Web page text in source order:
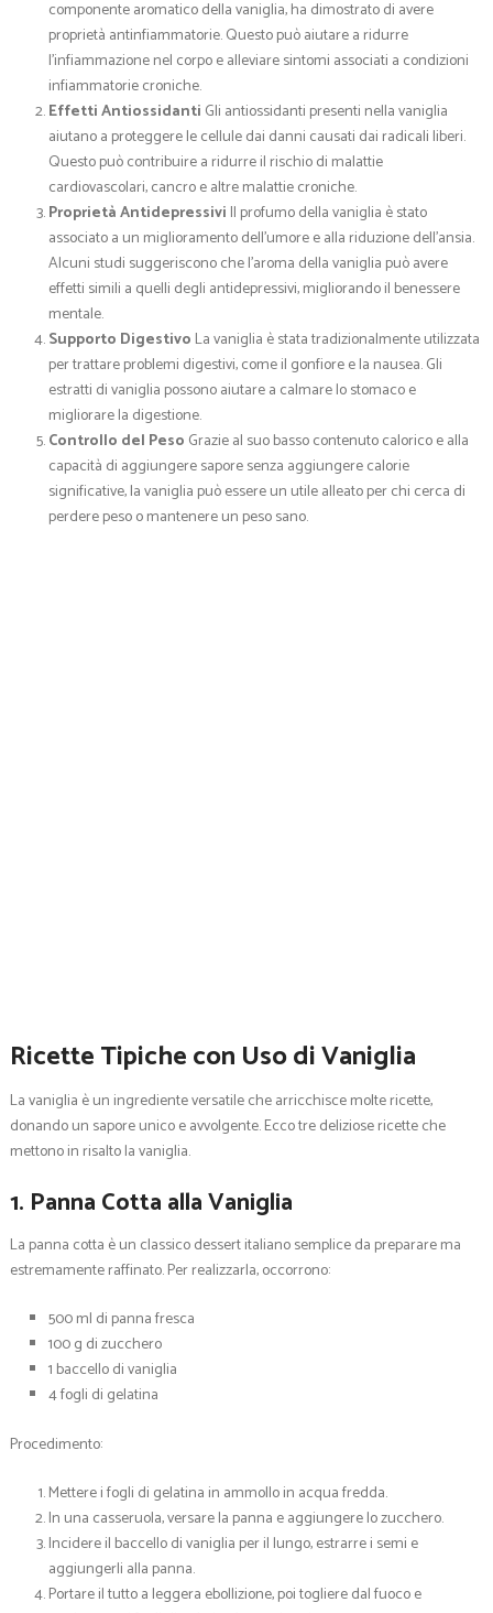
componente aromatico della vaniglia, ha dimostrato di avere
proprietà antinfiammatorie. Questo può aiutare a ridurre
l’infiammazione nel corpo e alleviare sintomi associati a condizioni
infiammatorie croniche.
Effetti Antiossidanti Gli antiossidanti presenti nella vaniglia
aiutano a proteggere le cellule dai danni causati dai radicali liberi.
Questo può contribuire a ridurre il rischio di malattie
cardiovascolari, cancro e altre malattie croniche.
Proprietà Antidepressivi Il profumo della vaniglia è stato
associato a un miglioramento dell’umore e alla riduzione dell’ansia.
Alcuni studi suggeriscono che l’aroma della vaniglia può avere
effetti simili a quelli degli antidepressivi, migliorando il benessere
mentale.
Supporto Digestivo La vaniglia è stata tradizionalmente utilizzata
per trattare problemi digestivi, come il gonfiore e la nausea. Gli
estratti di vaniglia possono aiutare a calmare lo stomaco e
migliorare la digestione.
Controllo del Peso Grazie al suo basso contenuto calorico e alla
capacità di aggiungere sapore senza aggiungere calorie
significative, la vaniglia può essere un utile alleato per chi cerca di
perdere peso o mantenere un peso sano.
Ricette Tipiche con Uso di Vaniglia
La vaniglia è un ingrediente versatile che arricchisce molte ricette,
donando un sapore unico e avvolgente. Ecco tre deliziose ricette che
mettono in risalto la vaniglia.
1. Panna Cotta alla Vaniglia
La panna cotta è un classico dessert italiano semplice da preparare ma
estremamente raffinato. Per realizzarla, occorrono:
500 ml di panna fresca
100 g di zucchero
1 baccello di vaniglia
4 fogli di gelatina
Procedimento:
Mettere i fogli di gelatina in ammollo in acqua fredda.
In una casseruola, versare la panna e aggiungere lo zucchero.
Incidere il baccello di vaniglia per il lungo, estrarre i semi e
aggiungerli alla panna.
Portare il tutto a leggera ebollizione, poi togliere dal fuoco e